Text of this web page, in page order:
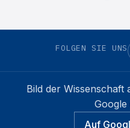
FOLGEN SIE UNS
Bild der Wissenschaft
Auf